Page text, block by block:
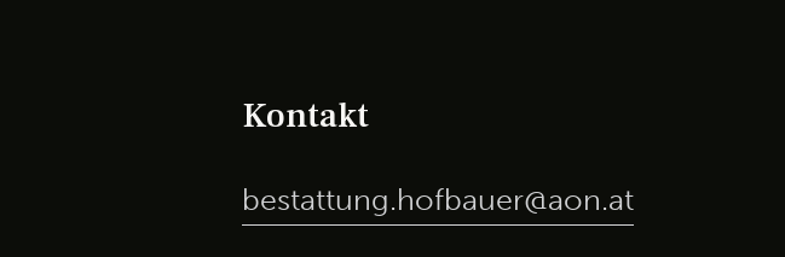
Kontakt
bestattung.hofbauer@aon.at